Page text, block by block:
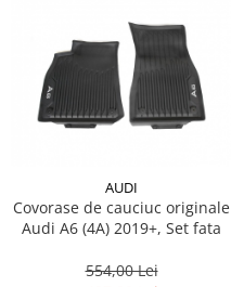
AUDI
Covorase de cauciuc originale
Audi A6 (4A) 2019+, Set fata
554,00 Lei